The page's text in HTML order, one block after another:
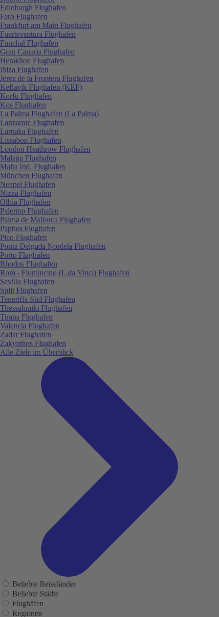
Edinburgh Flughafen
Faro Flughafen
Frankfurt am Main Flughafen
Fuerteventura Flughafen
Funchal Flughafen
Gran Canaria Flughafen
Heraklion Flughafen
Ibiza Flughafen
Jerez de la Frontera Flughafen
Keflavik Flughafen (KEF)
Korfu Flughafen
Kos Flughafen
La Palma Flughafen (La Palma)
Lanzarote Flughafen
Larnaka Flughafen
Lissabon Flughafen
London Heathrow Flughafen
Malaga Flughafen
Malta Intl. Flughafen
München Flughafen
Neapel Flughafen
Nizza Flughafen
Olbia Flughafen
Palermo Flughafen
Palma de Mallorca Flughafen
Paphos Flughafen
Pico Flughafen
Ponta Delgada Nordela Flughafen
Porto Flughafen
Rhodos Flughafen
Rom - Fiumincino (L.da Vinci) Flughafen
Sevilla Flughafen
Split Flughafen
Teneriffa Süd Flughafen
Thessaloniki Flughafen
Tirana Flughafen
Valencia Flughafen
Zadar Flughafen
Zakynthos Flughafen
Alle Ziele im Überblick
Beliebte Reiseländer
Beliebte Städte
Flughäfen
Regionen